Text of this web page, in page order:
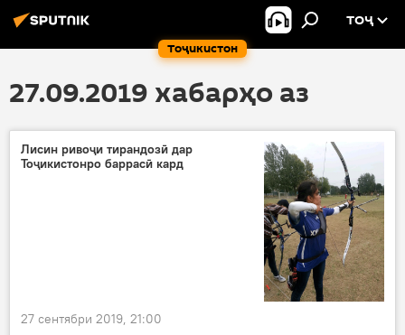
Тоҷикистон
ТОҶ
27.09.2019 хабарҳо аз
Лисин ривоҷи тирандозӣ дар
Тоҷикистонро баррасӣ кард
27 сентябри 2019, 21:00